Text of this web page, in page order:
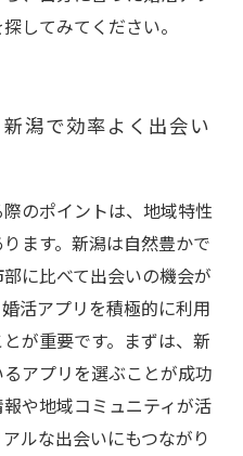
してみてください。
潟で効率よく出会い
のポイントは、地域特性
ます。新潟は自然豊かで
に比べて出会いの機会が
活アプリを積極的に利用
が重要です。まずは、新
アプリを選ぶことが成功
や地域コミュニティが活
ルな出会いにもつながり